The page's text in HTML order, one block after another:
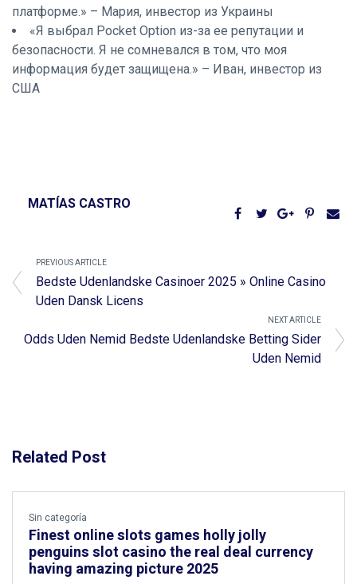
платформе.» – Мария, инвестор из Украины
«Я выбрал Pocket Option из-за ее репутации и
безопасности. Я не сомневался в том, что моя
информация будет защищена.» – Иван, инвестор из
США
MATÍAS CASTRO
PREVIOUS ARTICLE
Bedste Udenlandske Casinoer 2025 » Online Casino
Uden Dansk Licens
NEXT ARTICLE
Odds Uden Nemid Bedste Udenlandske Betting Sider
Uden Nemid
Related Post
Sin categoría
Finest online slots games holly jolly
penguins slot casino the real deal currency
having amazing picture 2025